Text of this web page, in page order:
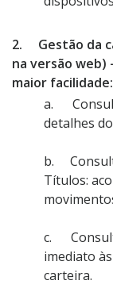
2. Gestão da
na versão
maior facilidade:
a.
detalhes
b.
Títulos:
c.
imediato
carteira.